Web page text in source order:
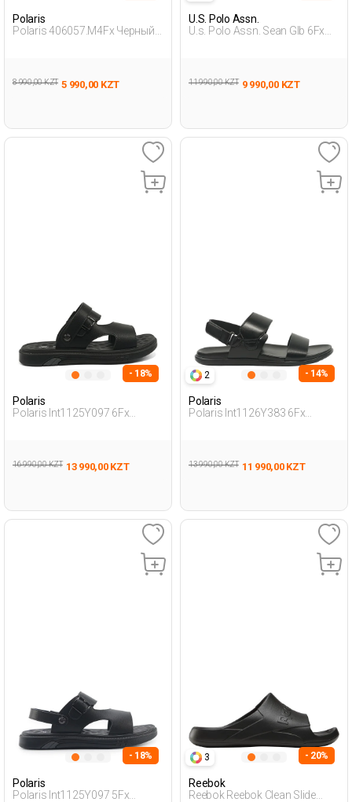
Polaris
Polaris 406057.M4Fx Черный
8 990,00 KZT 5 990,00 KZT
U.S. Polo Assn.
U.s. Polo Assn. Sean Glb 6Fx
11 990,00 KZT 9 990,00 KZT
- 18%
Polaris
Polaris Int1125Y097 6Fx
16 990,00 KZT 13 990,00 KZT
2 - 14%
Polaris
Polaris Int1126Y383 6Fx
13 990,00 KZT 11 990,00 KZT
- 18%
Polaris
Polaris Int1125Y097 5Fx
3 - 20%
Reebok
Reebok Reebok Clean Slide